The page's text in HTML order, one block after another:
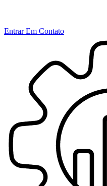
Entrar Em Contato